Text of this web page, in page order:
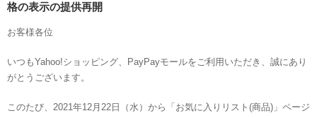
格の表示の提供再開
お客様各位
いつもYahoo!ショッピング、PayPayモールをご利用いただき、誠にあり
がとうございます。
このたび、2021年12月22日（水）から「お気に入りリスト(商品)」ページ